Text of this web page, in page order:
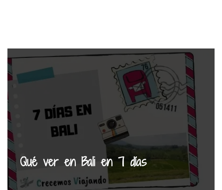
Qué ver en Bali en 7 días